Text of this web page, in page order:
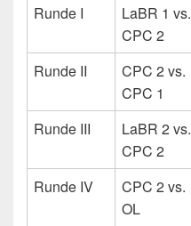
Runde I
LaBR 1 vs.
CPC 2
Runde II
CPC 2 vs.
CPC 1
Runde III
LaBR 2 vs.
CPC 2
Runde IV
CPC 2 vs.
OL